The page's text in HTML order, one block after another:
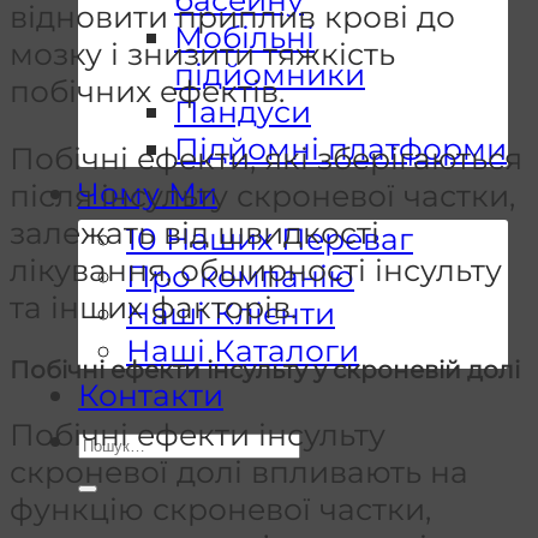
Мобільні
підйомники
Пандуси
Підйомні платформи
Чому Ми
10 Наших Переваг
Про компанію
Наші Клієнти
Наші Каталоги
Контакти
Шукати:
відновити приплив крові до
мозку і знизити тяжкість
побічних ефектів.
Побічні ефекти, які зберігаються
після інсульту скроневої частки,
залежать від швидкості
лікування, обширності інсульту
та інших факторів.
Побічні ефекти інсульту у скроневій долі
Побічні ефекти інсульту
скроневої долі впливають на
функцію скроневої частки,